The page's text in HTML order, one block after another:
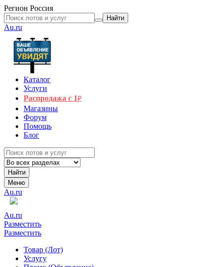
Регион Россия
Найти
Au.ru
Каталог
Услуги
Распродажа с 1₽
Магазины
Форум
Помощь
Блог
Найти
Меню
Au.ru
Au.ru
Разместить
Разместить
Товар (Лот)
Услугу